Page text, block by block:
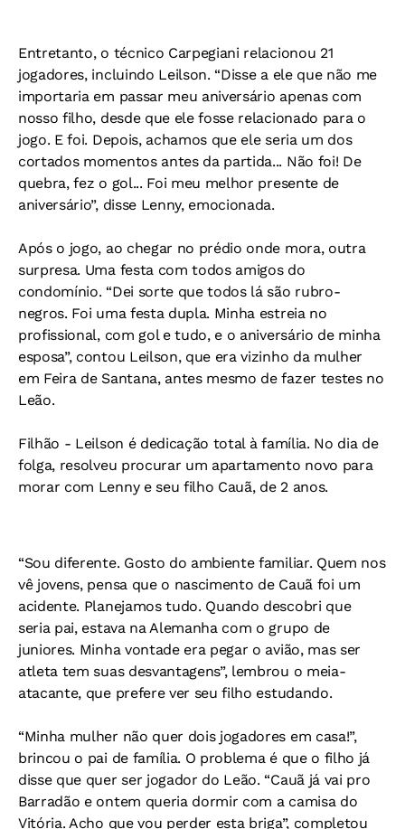
Entretanto, o técnico Carpegiani relacionou 21
jogadores, incluindo Leilson. “Disse a ele que não me
importaria em passar meu aniversário apenas com
nosso filho, desde que ele fosse relacionado para o
jogo. E foi. Depois, achamos que ele seria um dos
cortados momentos antes da partida... Não foi! De
quebra, fez o gol... Foi meu melhor presente de
aniversário”, disse Lenny, emocionada.
Após o jogo, ao chegar no prédio onde mora, outra
surpresa. Uma festa com todos amigos do
condomínio. “Dei sorte que todos lá são rubro-
negros. Foi uma festa dupla. Minha estreia no
profissional, com gol e tudo, e o aniversário de minha
esposa”, contou Leilson, que era vizinho da mulher
em Feira de Santana, antes mesmo de fazer testes no
Leão.
Filhão - Leilson é dedicação total à família. No dia de
folga, resolveu procurar um apartamento novo para
morar com Lenny e seu filho Cauã, de 2 anos.
“Sou diferente. Gosto do ambiente familiar. Quem nos
vê jovens, pensa que o nascimento de Cauã foi um
acidente. Planejamos tudo. Quando descobri que
seria pai, estava na Alemanha com o grupo de
juniores. Minha vontade era pegar o avião, mas ser
atleta tem suas desvantagens”, lembrou o meia-
atacante, que prefere ver seu filho estudando.
“Minha mulher não quer dois jogadores em casa!”,
brincou o pai de família. O problema é que o filho já
disse que quer ser jogador do Leão. “Cauã já vai pro
Barradão e ontem queria dormir com a camisa do
Vitória. Acho que vou perder esta briga”, completou